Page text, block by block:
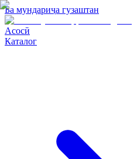
Ба мундариҷа гузаштан
Асосӣ
Каталог